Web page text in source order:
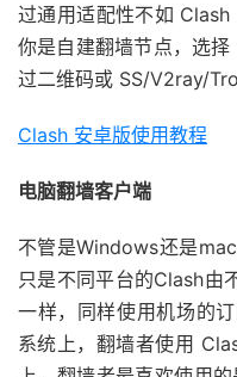
过通用适配性不如
你是自建翻墙节点，选
过二维码或 SS/V2ray/
Clash 安卓版使用教程
电脑翻墙客户端
不管是Windows还是
只是不同平台的Clash由
一样，同样使用机场的
系统上，翻墙者使用